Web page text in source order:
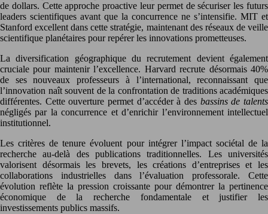
de dollars. Cette approche proactive leur permet de sécuriser les futurs
leaders scientifiques avant que la concurrence ne s’intensifie. MIT et
Stanford excellent dans cette stratégie, maintenant des réseaux de veille
scientifique planétaires pour repérer les innovations prometteuses.
La diversification géographique du recrutement devient également
cruciale pour maintenir l’excellence. Harvard recrute désormais 40%
de ses nouveaux professeurs à l’international, reconnaissant que
l’innovation naît souvent de la confrontation de traditions académiques
différentes. Cette ouverture permet d’accéder à des bassins de talents
négligés par la concurrence et d’enrichir l’environnement intellectuel
institutionnel.
Les critères de tenure évoluent pour intégrer l’impact sociétal de la
recherche au-delà des publications traditionnelles. Les universités
valorisent désormais les brevets, les créations d’entreprises et les
collaborations industrielles dans l’évaluation professorale. Cette
évolution reflète la pression croissante pour démontrer la pertinence
économique de la recherche fondamentale et justifier les
investissements publics massifs.